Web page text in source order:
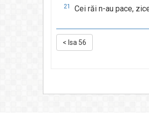
21 Cei răi n-au pace,
< Isa 56